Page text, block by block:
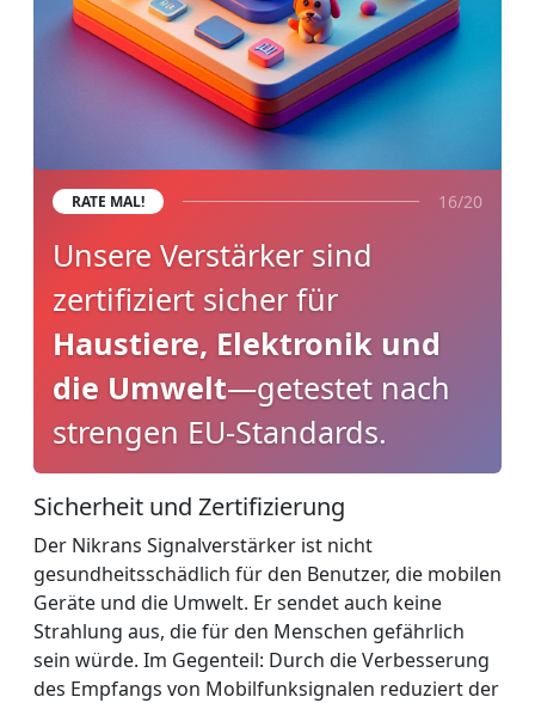
RATE MAL! 16/20
Unsere Verstärker sind
zertifiziert sicher für
Haustiere, Elektronik und
die Umwelt—getestet nach
strengen EU-Standards.
Sicherheit und Zertifizierung
Der Nikrans Signalverstärker ist nicht
gesundheitsschädlich für den Benutzer, die mobilen
Geräte und die Umwelt. Er sendet auch keine
Strahlung aus, die für den Menschen gefährlich
sein würde. Im Gegenteil: Durch die Verbesserung
des Empfangs von Mobilfunksignalen reduziert der